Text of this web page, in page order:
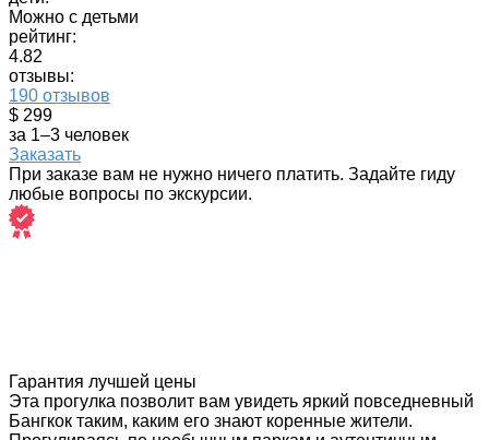
Можно с детьми
рейтинг:
4.82
отзывы:
190 отзывов
$ 299
за 1–3 человек
Заказать
При заказе вам не нужно ничего платить. Задайте гиду
любые вопросы по экскурсии.
Гарантия лучшей цены
Эта прогулка позволит вам увидеть яркий повседневный
Бангкок таким, каким его знают коренные жители.